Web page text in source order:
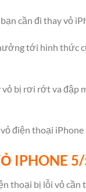
cần đi thay vỏ
tới hình thức
bị rơi rớt va đập
điện thoại
IPHONE
thoại bị lỗi vỏ